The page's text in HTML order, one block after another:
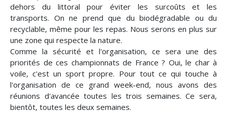
dehors du littoral pour éviter les surcoûts et les
transports. On ne prend que du biodégradable ou du
recyclable, même pour les repas. Nous serons en plus sur
une zone qui respecte la nature.
Comme la sécurité et l'organisation, ce sera une des
priorités de ces championnats de France ? Oui, le char à
voile, c'est un sport propre. Pour tout ce qui touche à
l'organisation de ce grand week-end, nous avons des
réunions d'avancée toutes les trois semaines. Ce sera,
bientôt, toutes les deux semaines.